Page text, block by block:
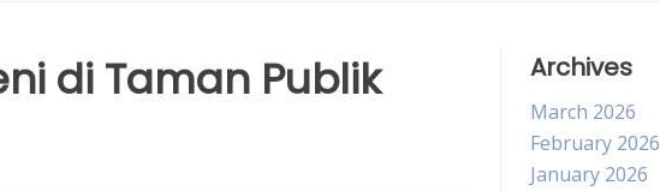
di Taman Publik
Archives
March 2026
February 2026
January 2026